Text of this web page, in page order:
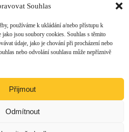
Souhlas
používáme k ukládání a/nebo přístupu k
jsou soubory cookies. Souhlas s těmito
údaje, jako je chování při procházení nebo
nebo odvolání souhlasu může nepříznivě
Přijmout
Odmítnout
údajů